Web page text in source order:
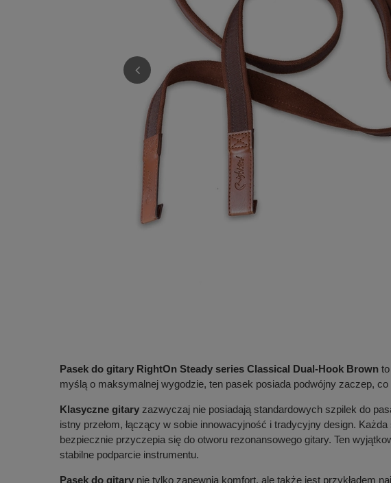
Pasek do gitary RightOn Steady series Classical Dual-Hook Brown
myślą o maksymalnej wygodzie, ten pasek posiada podwójny zaczep,
Klasyczne gitary zazwyczaj nie posiadają standardowych szpilek do
istny przełom, łączący w sobie innowacyjność i tradycyjny design.
bezpiecznie przyczepia się do otworu rezonansowego gitary. Ten
stabilne podparcie instrumentu.
Pasek do gitary nie tylko zapewnia komfort, ale także jest przykładem